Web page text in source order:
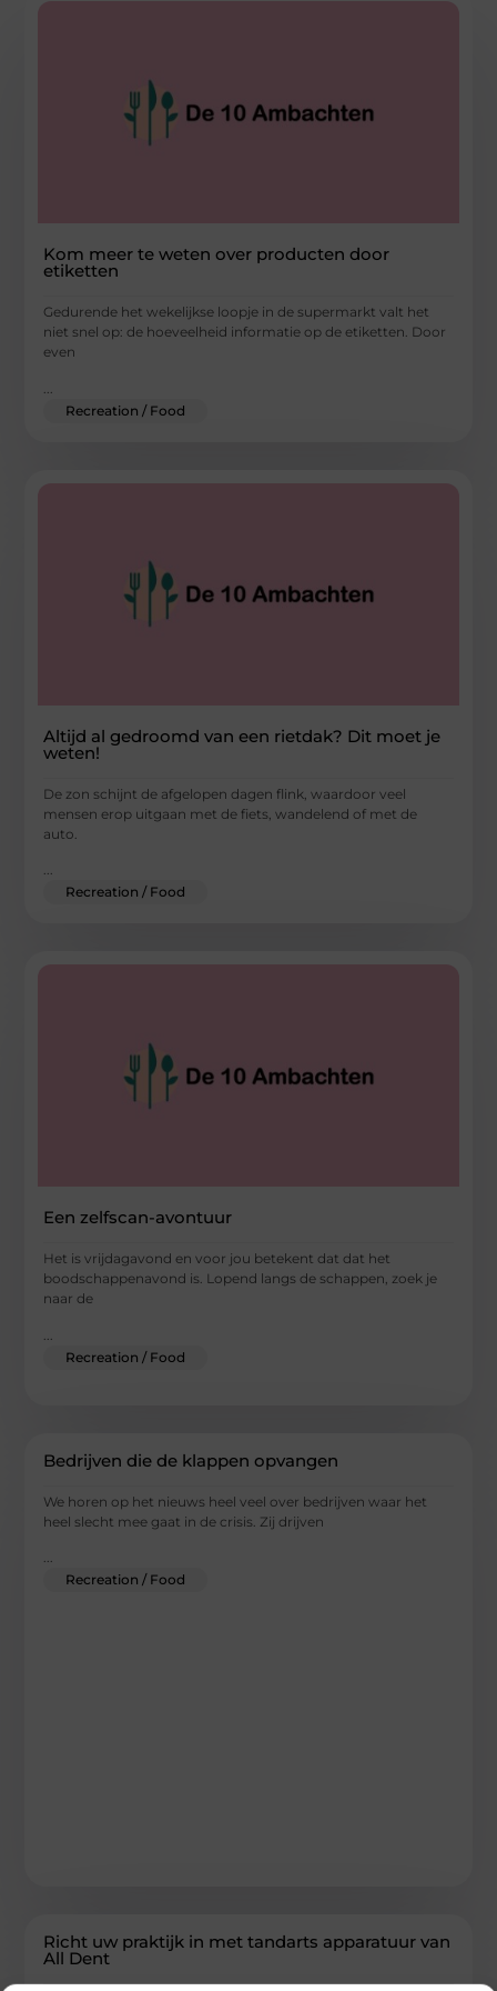
Kom meer te weten over producten door
etiketten
Gedurende het wekelijkse loopje in de supermarkt valt het
niet snel op: de hoeveelheid informatie op de etiketten. Door
even
Recreation / Food
Altijd al gedroomd van een rietdak? Dit moet je
weten!
De zon schijnt de afgelopen dagen flink, waardoor veel
mensen erop uitgaan met de fiets, wandelend of met de
auto.
...
Recreation / Food
Een zelfscan-avontuur
Het is vrijdagavond en voor jou betekent dat dat het
boodschappenavond is. Lopend langs de schappen, zoek je
naar de
Recreation / Food
Bedrijven die de klappen opvangen
We horen op het nieuws heel veel over bedrijven waar het
heel slecht mee gaat in de crisis. Zij drijven
Recreation / Food
Richt uw praktijk in met tandarts apparatuur van
All Dent